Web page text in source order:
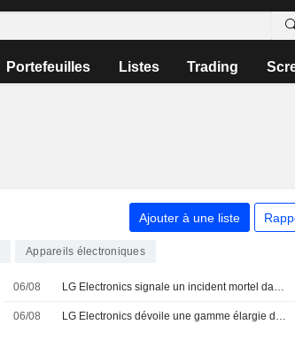
Portefeuilles Listes Trading
Ajouter à une liste
Appareils électroniques
06/08 LG Electronics signale un incident mortel dans un dortoir de sa filiale LG Innotek
06/08 LG Electronics dévoile une gamme élargie d'appareils électroménagers IA et ses derniers téléviseurs IA à l'IFA 2026